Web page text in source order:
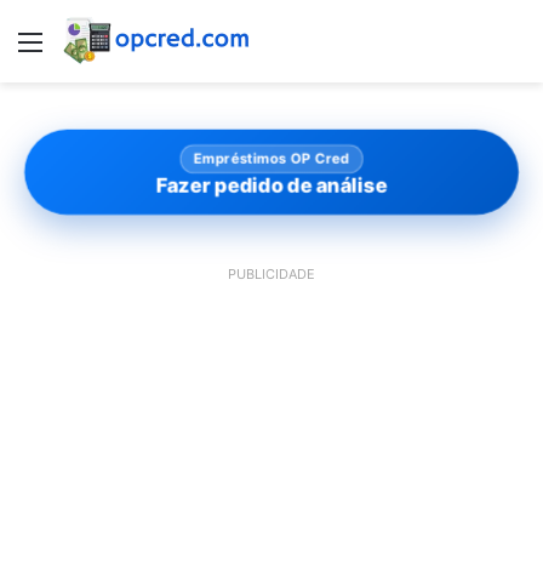
Menu
Empréstimos OP Cred
Fazer pedido de análise
PUBLICIDADE